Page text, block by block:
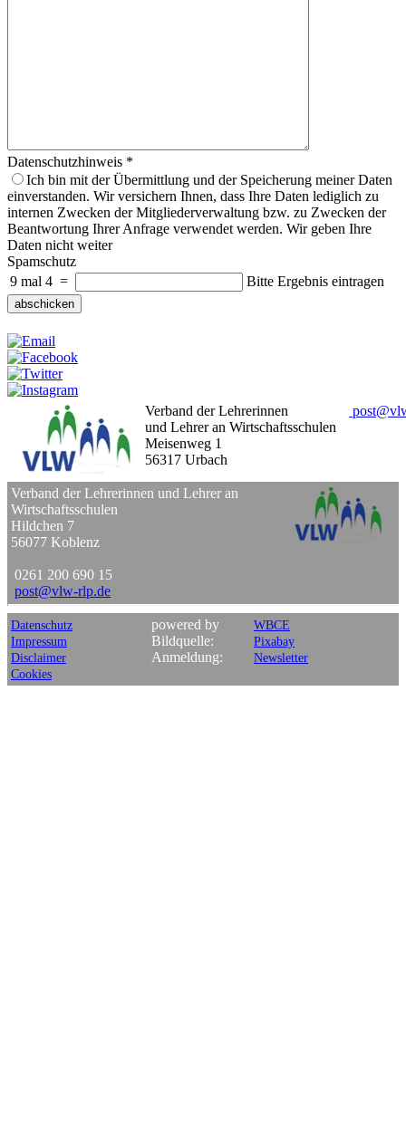
Datenschutzhinweis *
Ich bin mit der Übermittlung und der Speicherung meiner Daten
einverstanden. Wir versichern Ihnen, dass Ihre Daten lediglich zu
internen Zwecken der Mitgliederverwaltung bzw. zu Zwecken der
Beantwortung Ihrer Anfrage verwendet werden. Wir geben Ihre
Daten nicht weiter
Spamschutz
9 mal 4 = Bitte Ergebnis eintragen
abschicken
Verband der Lehrerinnen
und Lehrer an Wirtschaftsschulen
Meisenweg 1
56317 Urbach
post@
Verband der Lehrerinnen und Lehrer an
Wirtschaftsschulen
Hildchen 7
56077 Koblenz
0261 200 690 15
post@vlw-rlp.de
Datenschutz
Impressum
Disclaimer
Cookies
powered by
Bildquelle:
Anmeldung:
WBCE
Pixabay
Newsletter